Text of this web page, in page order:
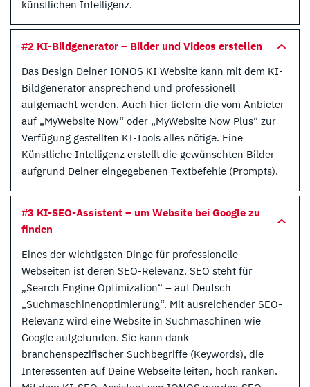
künstlichen Intelligenz.
#2 KI-Bildgenerator – Bilder und Videos erstellen
Das Design Deiner IONOS KI Website kann mit dem KI-
Bildgenerator ansprechend und professionell
aufgemacht werden. Auch hier liefern die vom Anbieter
auf „MyWebsite Now“ oder „MyWebsite Now Plus“ zur
Verfügung gestellten KI-Tools alles nötige. Eine
Künstliche Intelligenz erstellt die gewünschten Bilder
aufgrund Deiner eingegebenen Textbefehle (Prompts).
#3 KI-SEO-Assistent – um Website bei Google zu
finden
Eines der wichtigsten Dinge für professionelle
Webseiten ist deren SEO-Relevanz. SEO steht für
„Search Engine Optimization“ – auf Deutsch
„Suchmaschinenoptimierung“. Mit ausreichender SEO-
Relevanz wird eine Website in Suchmaschinen wie
Google aufgefunden. Sie kann dank
branchenspezifischer Suchbegriffe (Keywords), die
Interessenten auf Deine Webseite leiten, hoch ranken.